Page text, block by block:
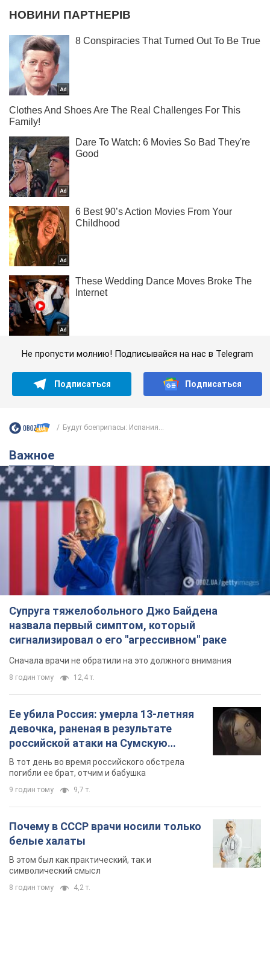
Не пропусти молнию! Подписывайся на нас в Telegram
Подписаться Подписаться
Будут боеприпасы: Испания...
Важное
Супруга тяжелобольного Джо Байдена
назвала первый симптом, который
сигнализировал о его "агрессивном" раке
Сначала врачи не обратили на это должного внимания
8 годин тому 12,4 т.
Ее убила Россия: умерла 13-летняя
девочка, раненая в результате
российской атаки на Сумскую
область. Фото
В тот день во время российского обстрела
погибли ее брат, отчим и бабушка
9 годин тому 9,7 т.
Почему в СССР врачи носили только
белые халаты
В этом был как практический, так и
символический смысл
8 годин тому 4,2 т.